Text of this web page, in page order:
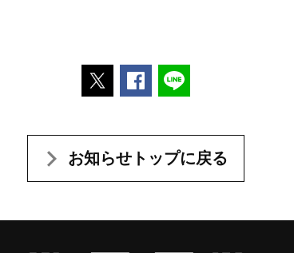
ポストするFacebookでシェアする
お知らせトップに戻る